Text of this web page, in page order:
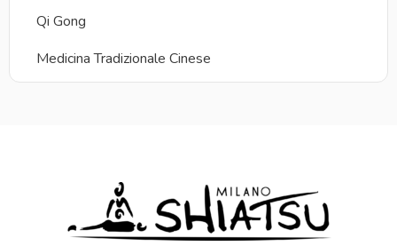
Qi Gong
Medicina Tradizionale Cinese